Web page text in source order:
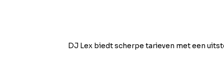
DJ Lex biedt scherpe tarieven met een